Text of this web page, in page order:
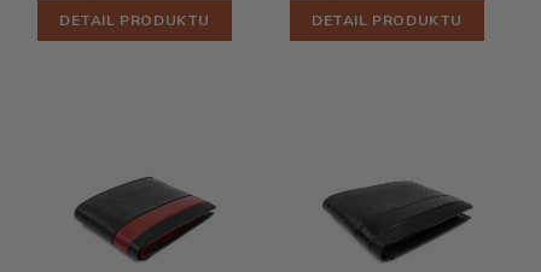
DETAIL PRODUKTU
DETAIL PRODUKTU